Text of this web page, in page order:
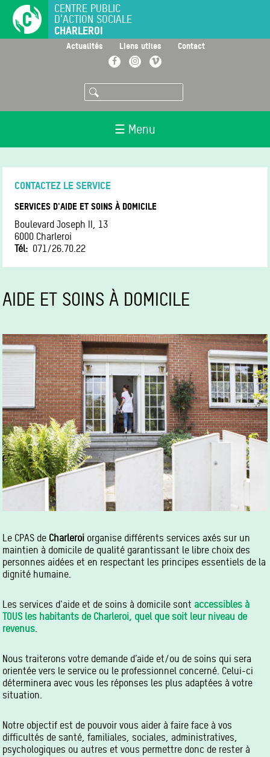
principal
CENTRE PUBLIC
D'ACTION SOCIALE
CHARLEROI
Actualités Liens utiles Contact
FacebookInstagramVimeo
Rechercher
☰ Menu
CONTACTEZ LE SERVICE
SERVICES D'AIDE ET SOINS À DOMICILE
Boulevard Joseph II, 13
6000 Charleroi
Tél
071/26.70.22
AIDE ET SOINS À DOMICILE
Le CPAS de Charleroi organise différents services axés sur un
maintien à domicile de qualité garantissant le libre choix des
personnes aidées et en respectant les principes essentiels de la
dignité humaine.
Les services d'aide et de soins à domicile sontaccessibles à
TOUS les habitants de Charleroi, quel que soit leur niveau de
revenus.
Nous traiterons votre demande d’aide et/ou de soins qui sera
orientée vers le service ou le professionnel concerné. Celui-ci
déterminera avec vous les réponses les plus adaptées à votre
situation.
Notre objectif est de pouvoir vous aider à faire face à vos
difficultés de santé, familiales, sociales, administratives,
psychologiques ou autres et vous permettre donc de rester à